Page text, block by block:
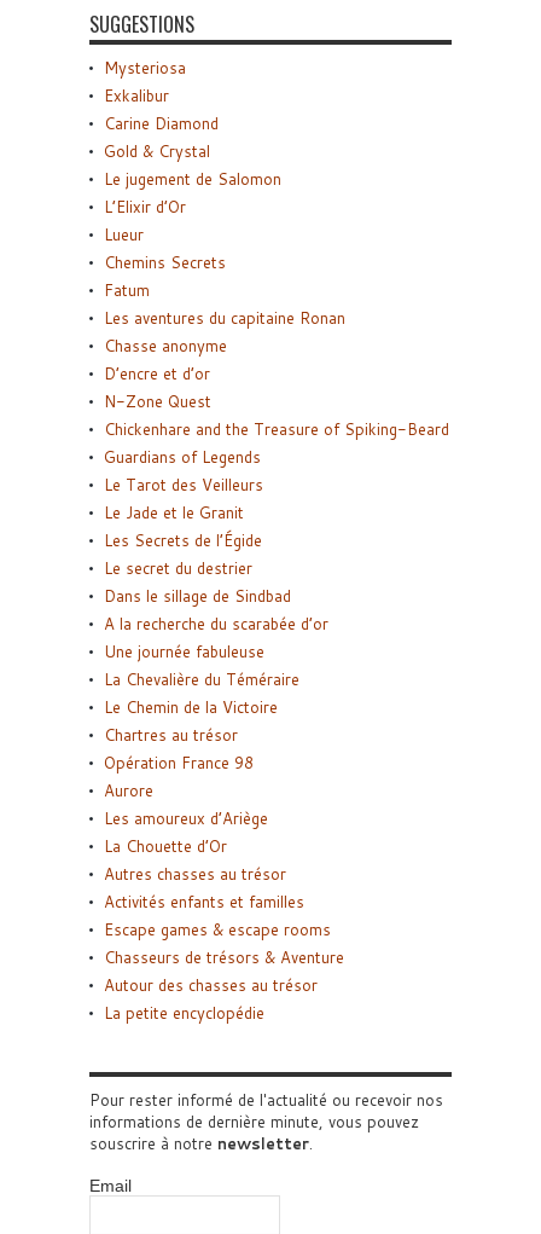
SUGGESTIONS
Mysteriosa
Exkalibur
Carine Diamond
Gold & Crystal
Le jugement de Salomon
L’Elixir d’Or
Lueur
Chemins Secrets
Fatum
Les aventures du capitaine Ronan
Chasse anonyme
D’encre et d’or
N-Zone Quest
Chickenhare and the Treasure of Spiking-Beard
Guardians of Legends
Le Tarot des Veilleurs
Le Jade et le Granit
Les Secrets de l’Égide
Le secret du destrier
Dans le sillage de Sindbad
A la recherche du scarabée d’or
Une journée fabuleuse
La Chevalière du Téméraire
Le Chemin de la Victoire
Chartres au trésor
Opération France 98
Aurore
Les amoureux d’Ariège
La Chouette d’Or
Autres chasses au trésor
Activités enfants et familles
Escape games & escape rooms
Chasseurs de trésors & Aventure
Autour des chasses au trésor
La petite encyclopédie
Pour rester informé de l'actualité ou recevoir nos
informations de dernière minute, vous pouvez
souscrire à notre newsletter.
Email